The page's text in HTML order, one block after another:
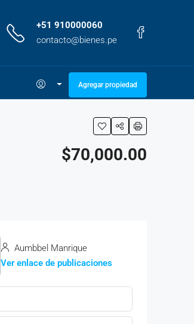
+51 910000060
contacto@bienes.pe
Agregar propiedad
$70,000.00
Aumbbel Manrique
Ver enlace de publicaciones